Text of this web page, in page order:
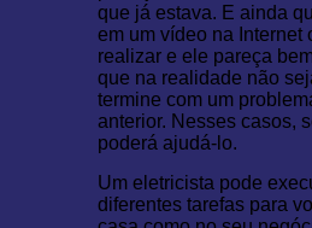
que já estava. E ainda
em um vídeo na Internet
realizar e ele pareça
que na realidade não
termine com um
anterior. Nesses casos,
poderá ajudá-lo.
Um eletricista pode
diferentes tarefas para